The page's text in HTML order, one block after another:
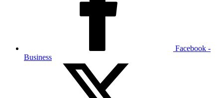
Facebook -
Business